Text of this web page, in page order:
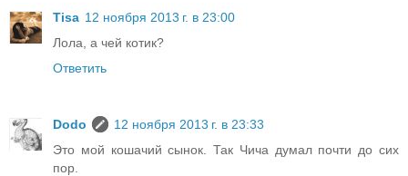
Tisa 12 ноября 2013 г. в 23:00
Лола, а чей котик?
Ответить
Dodo
12 ноября 2013 г. в 23:33
Это мой кошачий сынок. Так Чича думал почти до сих
пор.